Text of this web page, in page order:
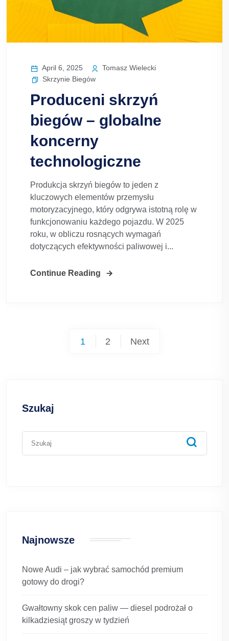
April 6, 2025
Tomasz Wielecki
Skrzynie Biegów
Produceni skrzyń
biegów – globalne
koncerny
technologiczne
Produkcja skrzyń biegów to jeden z
kluczowych elementów przemysłu
motoryzacyjnego, który odgrywa istotną rolę w
funkcjonowaniu każdego pojazdu. W 2025
roku, w obliczu rosnących wymagań
dotyczących efektywności paliwowej i...
Continue Reading
1 2 Next
Szukaj
Najnowsze
Nowe Audi – jak wybrać samochód premium
gotowy do drogi?
Gwałtowny skok cen paliw — diesel podrożał o
kilkadziesiąt groszy w tydzień